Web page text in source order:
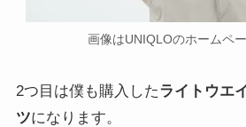
画像はUNIQLOのホームペ
2つ目は僕も購入したライトウエ
ツになります。